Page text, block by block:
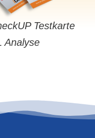
Testkarte
Analyse